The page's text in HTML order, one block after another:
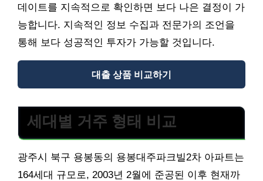
데이트를 지속적으로 확인하면 보다 나은 결정이 가
능합니다. 지속적인 정보 수집과 전문가의 조언을
통해 보다 성공적인 투자가 가능할 것입니다.
대출 상품 비교하기
세대별 거주 형태 비교
광주시 북구 용봉동의 용봉대주파크빌2차 아파트는
164세대 규모로, 2003년 2월에 준공된 이후 현재까